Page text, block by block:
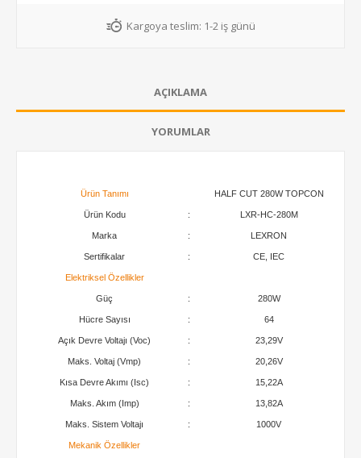
Kargoya teslim: 1-2 iş günü
AÇIKLAMA
YORUMLAR
Ürün Tanımı HALF CUT 280W TOPCON
Ürün Kodu : LXR-HC-280M
Marka : LEXRON
Sertifikalar : CE, IEC
Elektriksel Özellikler
Güç : 280W
Hücre Sayısı : 64
Açık Devre Voltajı (Voc) : 23,29V
Maks. Voltaj (Vmp) : 20,26V
Kısa Devre Akımı (Isc) : 15,22A
Maks. Akım (Imp) : 13,82A
Maks. Sistem Voltajı : 1000V
Mekanik Özellikler